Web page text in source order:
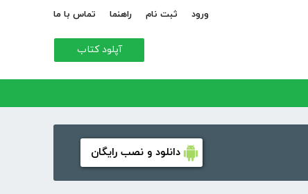
ورود ثبت نام راهنما تماس با ما
آپلود کتاب
دانلود و نصب رایگان